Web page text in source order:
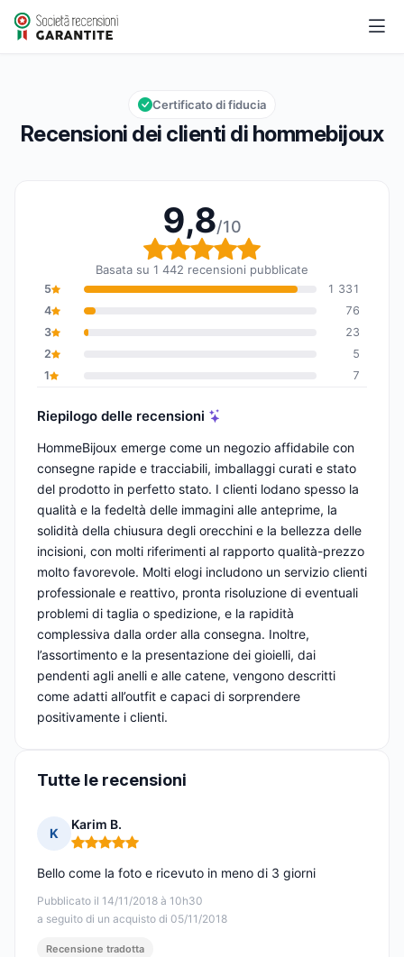
hommebijoux
Valutazione globale: 9,8 su 10
9,8/10
Recensioni dei clienti di hommebijoux
Certificato di fiducia
9,8/10
Valutazione globale:
Basata su 1 442 recensioni pubblicate
5
1 331
4
76
3
23
2
5
1
7
Riepilogo delle recensioni
HommeBijoux emerge come un negozio affidabile con
consegne rapide e tracciabili, imballaggi curati e stato
del prodotto in perfetto stato. I clienti lodano spesso la
qualità e la fedeltà delle immagini alle anteprime, la
solidità della chiusura degli orecchini e la bellezza delle
incisioni, con molti riferimenti al rapporto qualità-prezzo
molto favorevole. Molti elogi includono un servizio clienti
professionale e reattivo, pronta risoluzione di eventuali
problemi di taglia o spedizione, e la rapidità
complessiva dalla order alla consegna. Inoltre,
l’assortimento e la presentazione dei gioielli, dai
pendenti agli anelli e alle catene, vengono descritti
come adatti all’outfit e capaci di sorprendere
positivamente i clienti.
Tutte le recensioni
K
Karim B.
Nota: 5 su 5
Pubblicato il 14/11/2018 à 10h30
a seguito di un acquisto di 05/11/2018
Bello come la foto e ricevuto in meno di 3 giorni
Recensione tradotta